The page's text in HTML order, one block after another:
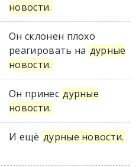
новости.
Он склонен плохо
реагировать на дурные
новости.
Он принес дурные
новости.
И ещё дурные новости.